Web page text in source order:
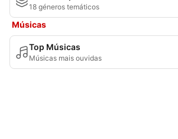
18 géneros temáticos
Músicas
Top Músicas
Músicas mais ouvidas